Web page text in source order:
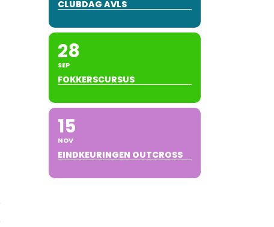
CLUBDAG AVLS
28
SEP
FOKKERSCURSUS
15
NOV
EINDKEURINGEN OUTCROSS